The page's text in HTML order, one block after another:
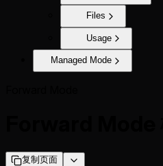
Files
Usage
Managed Mode
复制页面